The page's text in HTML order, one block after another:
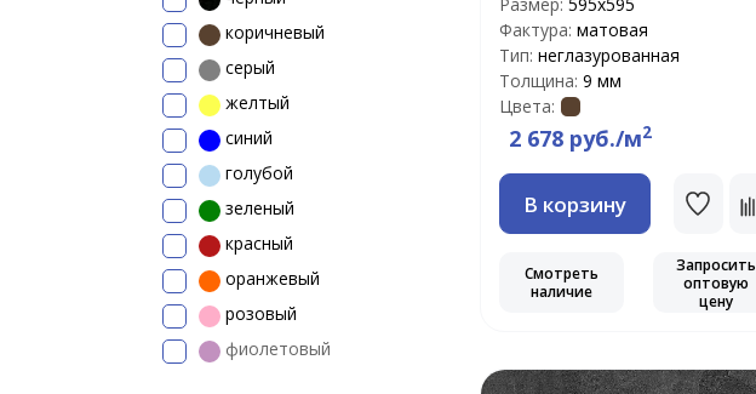
коричневый
серый
желтый
синий
голубой
зеленый
красный
оранжевый
розовый
фиолетовый
Фактура: матовая
Тип: неглазурованная
Толщина: 9 мм
Цвета:
2 678 руб./м2
В корзину
Смотреть
наличие
Запросить
оптовую
цену